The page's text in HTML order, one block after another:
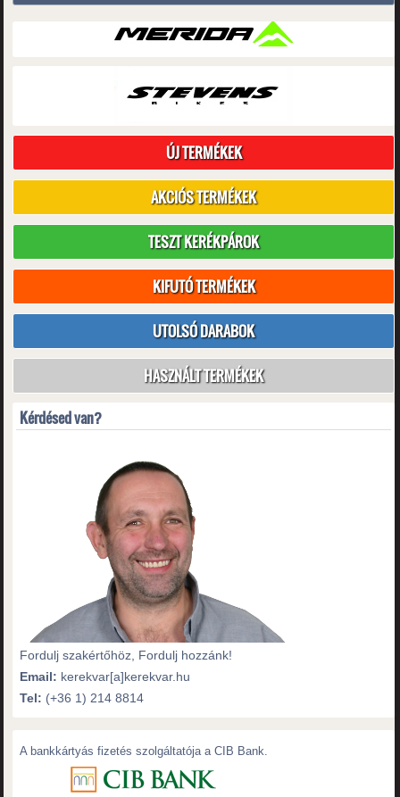
ÚJ TERMÉKEK
AKCIÓS TERMÉKEK
TESZT KERÉKPÁROK
KIFUTÓ TERMÉKEK
UTOLSÓ DARABOK
HASZNÁLT TERMÉKEK
Kérdésed van?
Fordulj szakértőhöz, Fordulj hozzánk!
Email: kerekvar[a]kerekvar.hu
Tel: (+36 1) 214 8814
A bankkártyás fizetés szolgáltatója a CIB Bank.